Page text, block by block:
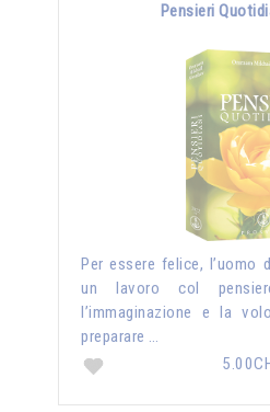
Pensieri
Per essere felice, l’uomo
un lavoro col
l’immaginazione e la
preparare …